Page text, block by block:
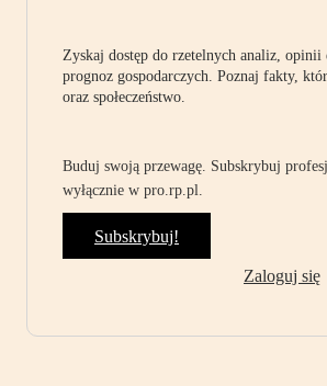
Zyskaj dostęp do rzetelnych analiz,
prognoz gospodarczych. Poznaj fakty,
oraz społeczeństwo.
Buduj swoją przewagę. Subskrybuj
wyłącznie w pro.rp.pl.
Subskrybuj!
Zaloguj się